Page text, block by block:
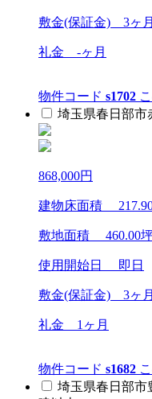
敷金(保証金) 3ヶ月
礼金 -ヶ月
物件コード s1702
埼玉県春日部市
868,000円
建物床面積
敷地面積 460.00
使用開始日 即日
敷金(保証金) 3ヶ月
礼金 1ヶ月
物件コード s1682
埼玉県春日部市